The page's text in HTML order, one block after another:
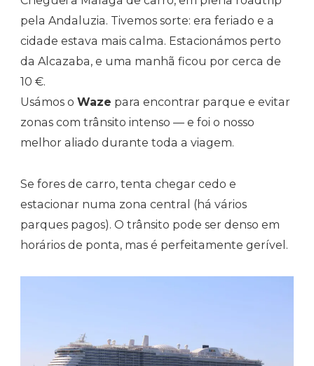
pela Andaluzia. Tivemos sorte: era feriado e a
cidade estava mais calma. Estacionámos perto
da Alcazaba, e uma manhã ficou por cerca de
10 €.
Usámos o Waze para encontrar parque e evitar
zonas com trânsito intenso — e foi o nosso
melhor aliado durante toda a viagem.
Se fores de carro, tenta chegar cedo e
estacionar numa zona central (há vários
parques pagos). O trânsito pode ser denso em
horários de ponta, mas é perfeitamente gerível.